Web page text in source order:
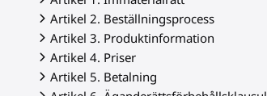
Artikel 2. Beställningsprocess
Artikel 3. Produktinformation
Artikel 4. Priser
Artikel 5. Betalning